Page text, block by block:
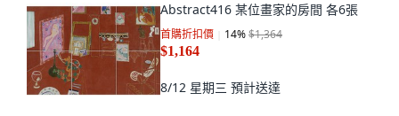
Abstract416 某位畫家的房間 各6張
首購折扣價 14%$1,364
$1,164
8/12 星期三 預計送達